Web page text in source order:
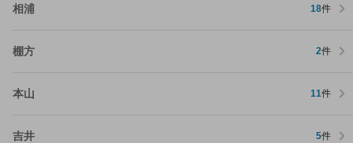
相浦 18件
棚方 2件
本山 11件
吉井 5件